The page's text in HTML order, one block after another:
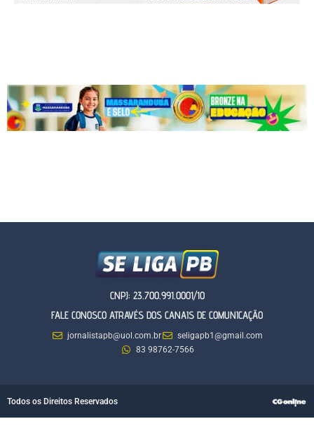
CNPJ: 23.700.991.0001/10
FALE CONOSCO ATRAVÉS DOS CANAIS DE COMUNICAÇÃO
jornalistapb@uol.com.br
seligapb1@gmail.com
83 98762-7566
Todos os Direitos Reservados